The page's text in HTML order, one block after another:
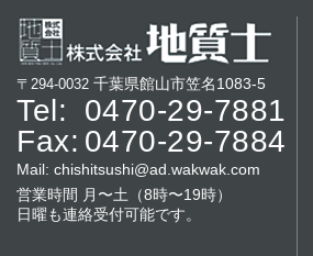
〒294-0032 千葉県館山市笠名1083-5
Tel:
0470-29-7881
Fax: 0470-29-7884
Mail: chishitsushi@ad.wakwak.com
営業時間 月〜土（8時〜19時）
日曜も連絡受付可能です。